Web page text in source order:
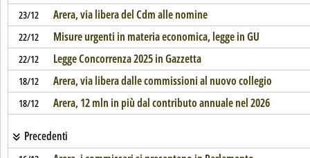
23/12 Arera, via libera del Cdm alle nomine
22/12 Misure urgenti in materia economica, legge in GU
22/12 Legge Concorrenza 2025 in Gazzetta
18/12 Arera, via libera dalle commissioni al nuovo collegio
18/12 Arera, 12 mln in più dal contributo annuale nel 2026
Precedenti